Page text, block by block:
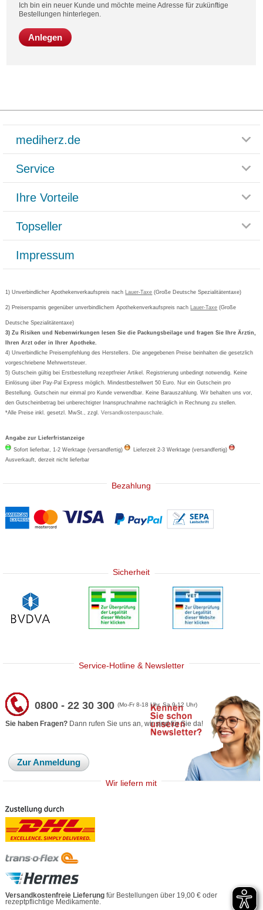
Ich bin ein neuer Kunde und möchte meine Adresse für zukünftige
Bestellungen hinterlegen.
Anlegen
mediherz.de
Glossar
Häufig gestellte Fragen
Datenschutz
AGB
Cookie-Einstellungen
Vertrag widerrufen
Service
Rücksendemöglichkeit
Paketlieferstatus
Versandkosten
Bestellschein ausfüllen
Newsletteranmeldung
Ihre Vorteile
Rezeptlieferung
Bonusprogramm
Gutschein und Rabatte
Kundenbewertung
Topseller
Grippostad
Bepanthen
Formoline
Wick
Eucerin
Basica
Impressum
1) Unverbindlicher Apothekenverkaufspreis nach Lauer-Taxe (Große Deutsche Spezialitätentaxe)
2) Preisersparnis gegenüber unverbindlichem Apothekenverkaufspreis nach Lauer-Taxe (Große
Deutsche Spezialitätentaxe)
3) Zu Risiken und Nebenwirkungen lesen Sie die Packungsbeilage und fragen Sie Ihre Ärztin,
Ihren Arzt oder in Ihrer Apotheke.
4) Unverbindliche Preisempfehlung des Herstellers. Die angegebenen Preise beinhalten die gesetzlich
vorgeschriebene Mehrwertsteuer.
5) Gutschein gültig bei Erstbestellung rezeptfreier Artikel. Registrierung unbedingt notwendig. Keine
Einlösung über Pay-Pal Express möglich. Mindestbestellwert 50 Euro. Nur ein Gutschein pro
Bestellung. Gutschein nur einmal pro Kunde verwendbar. Keine Barauszahlung. Wir behalten uns vor,
den Gutscheinbetrag bei unberechtigter Inanspruchnahme nachträglich in Rechnung zu stellen.
*Alle Preise inkl. gesetzl. MwSt., zzgl.Versandkostenpauschale.
Angabe zur Lieferfristanzeige
Sofort lieferbar, 1-2 Werktage (versandfertig)
Lieferzeit 2-3 Werktage (versandfertig)
Ausverkauft, derzeit nicht lieferbar
Bezahlung
Sicherheit
Service-Hotline & Newsletter
0800 - 22 30 300(Mo-Fr 8-18 Uhr, Sa 9-12 Uhr)
Sie haben Fragen? Dann rufen Sie uns an, wir sind für Sie da!
Zur Anmeldung
Wir liefern mit
Versandkostenfreie Lieferung für Bestellungen über 19,00 € oder
rezeptpflichtige Medikamente.